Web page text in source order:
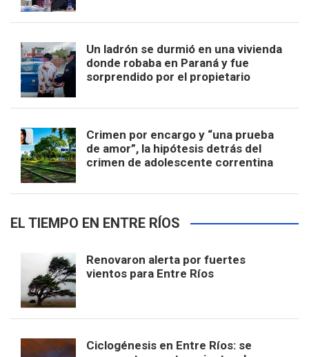
Un ladrón se durmió en una vivienda
donde robaba en Paraná y fue
sorprendido por el propietario
Crimen por encargo y “una prueba
de amor”, la hipótesis detrás del
crimen de adolescente correntina
EL TIEMPO EN ENTRE RÍOS
Renovaron alerta por fuertes
vientos para Entre Ríos
Ciclogénesis en Entre Ríos: se